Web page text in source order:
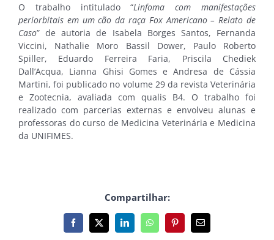
O trabalho intitulado “Linfoma com manifestações
periorbitais em um cão da raça Fox Americano – Relato de
Caso” de autoria de Isabela Borges Santos, Fernanda
Viccini, Nathalie Moro Bassil Dower, Paulo Roberto
Spiller, Eduardo Ferreira Faria, Priscila Chediek
Dall’Acqua, Lianna Ghisi Gomes e Andresa de Cássia
Martini, foi publicado no volume 29 da revista Veterinária
e Zootecnia, avaliada com qualis B4. O trabalho foi
realizado com parcerias externas e envolveu alunas e
professoras do curso de Medicina Veterinária e Medicina
da UNIFIMES.
Compartilhar:
Facebook
X LinkedInWhatsAppPinterest
E-
mail